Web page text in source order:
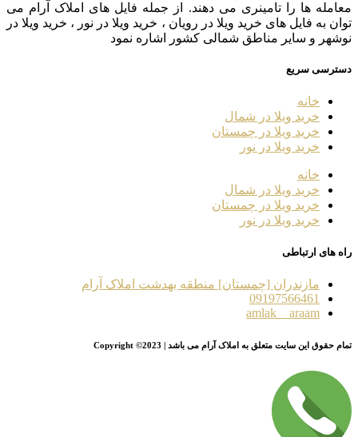
معامله ها را تامینری می دهند. از جمله فایل های املاک آرام می
توان به فایل های خرید ویلا در رویان ، خرید ویلا در نور ، خرید ویلا در
نوشهر و سایر مناطق شمالی کشور اشاره نمود
دسترسی سریع
خانه
خرید ویلا در شمال
خرید ویلا در چمستان
خرید ویلا در نور
خانه
خرید ویلا در شمال
خرید ویلا در چمستان
خرید ویلا در نور
راه های ارتباطی
مازندران [چمستان] منطقه بهدشت املاک آرام
09197566461
amlak__araam
تمام حقوق این سایت متعلق به املاک آرام می باشد | Copyright ©2023